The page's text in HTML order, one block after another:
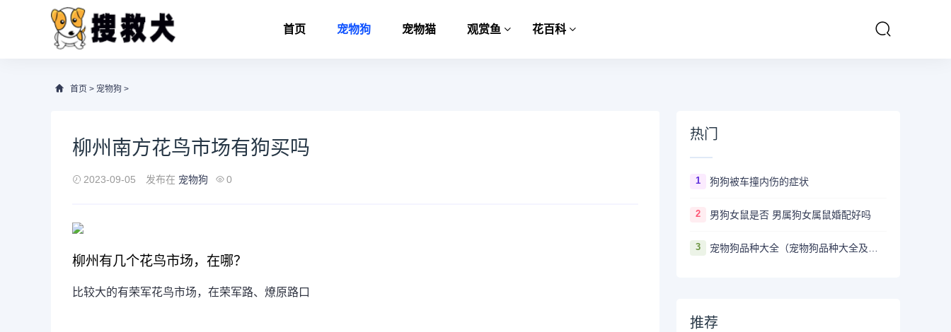
首页 宠物狗 宠物猫 观赏鱼 花百科
首页 > 宠物狗 >
柳州南方花鸟市场有狗买吗
2023-09-05 发布在 宠物狗 0
柳州有几个花鸟市场，在哪？
比较大的有荣军花鸟市场，在荣军路、燎原路口
热门
1 狗狗被车撞内伤的症状
2 男狗女鼠是否 男属狗女属鼠婚配好吗
3
推荐